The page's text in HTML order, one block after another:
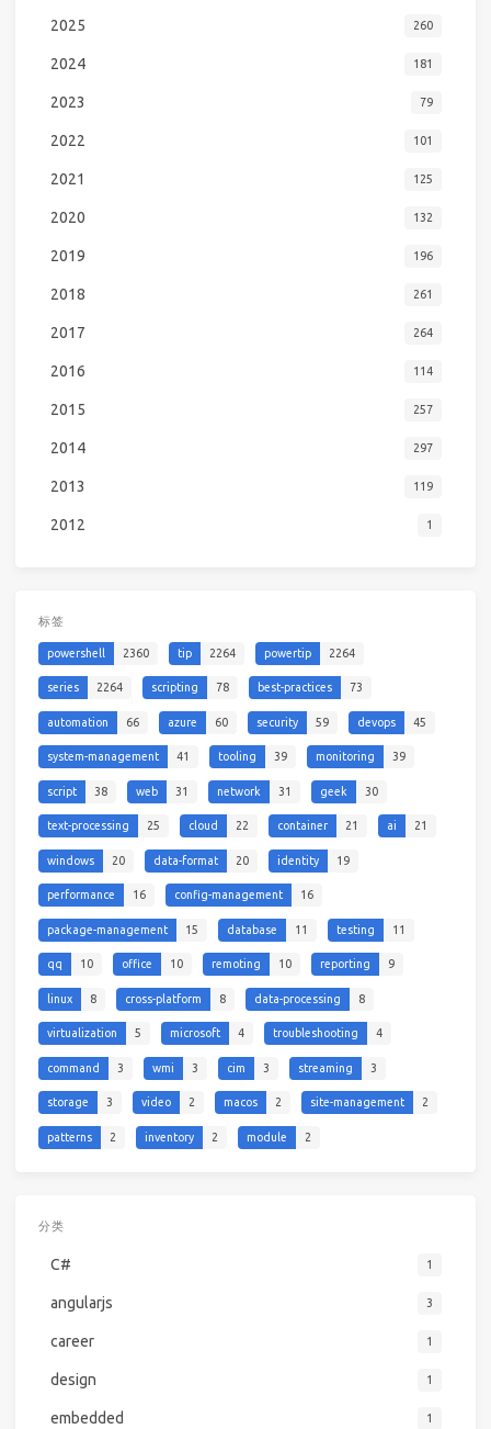
2025 260
2024 181
2023 79
2022 101
2021 125
2020 132
2019 196
2018 261
2017 264
2016 114
2015 257
2014 297
2013 119
2012 1
标签
powershell 2360 tip 2264 powertip 2264
series 2264 scripting 78 best-practices 73
automation 66 azure 60 security 59 devops 45
system-management 41 tooling 39 monitoring 39
script 38 web 31 network 31 geek 30
text-processing 25 cloud 22 container 21 ai 21
windows 20 data-format 20 identity 19
performance 16 config-management 16
package-management 15 database 11 testing 11
qq 10 office 10 remoting 10 reporting 9
linux 8 cross-platform 8 data-processing 8
virtualization 5 microsoft 4 troubleshooting 4
command 3 wmi 3 cim 3 streaming 3
storage 3 video 2 macos 2 site-management 2
patterns 2 inventory 2 module 2
分类
C# 1
angularjs 3
career 1
design 1
embedded 1